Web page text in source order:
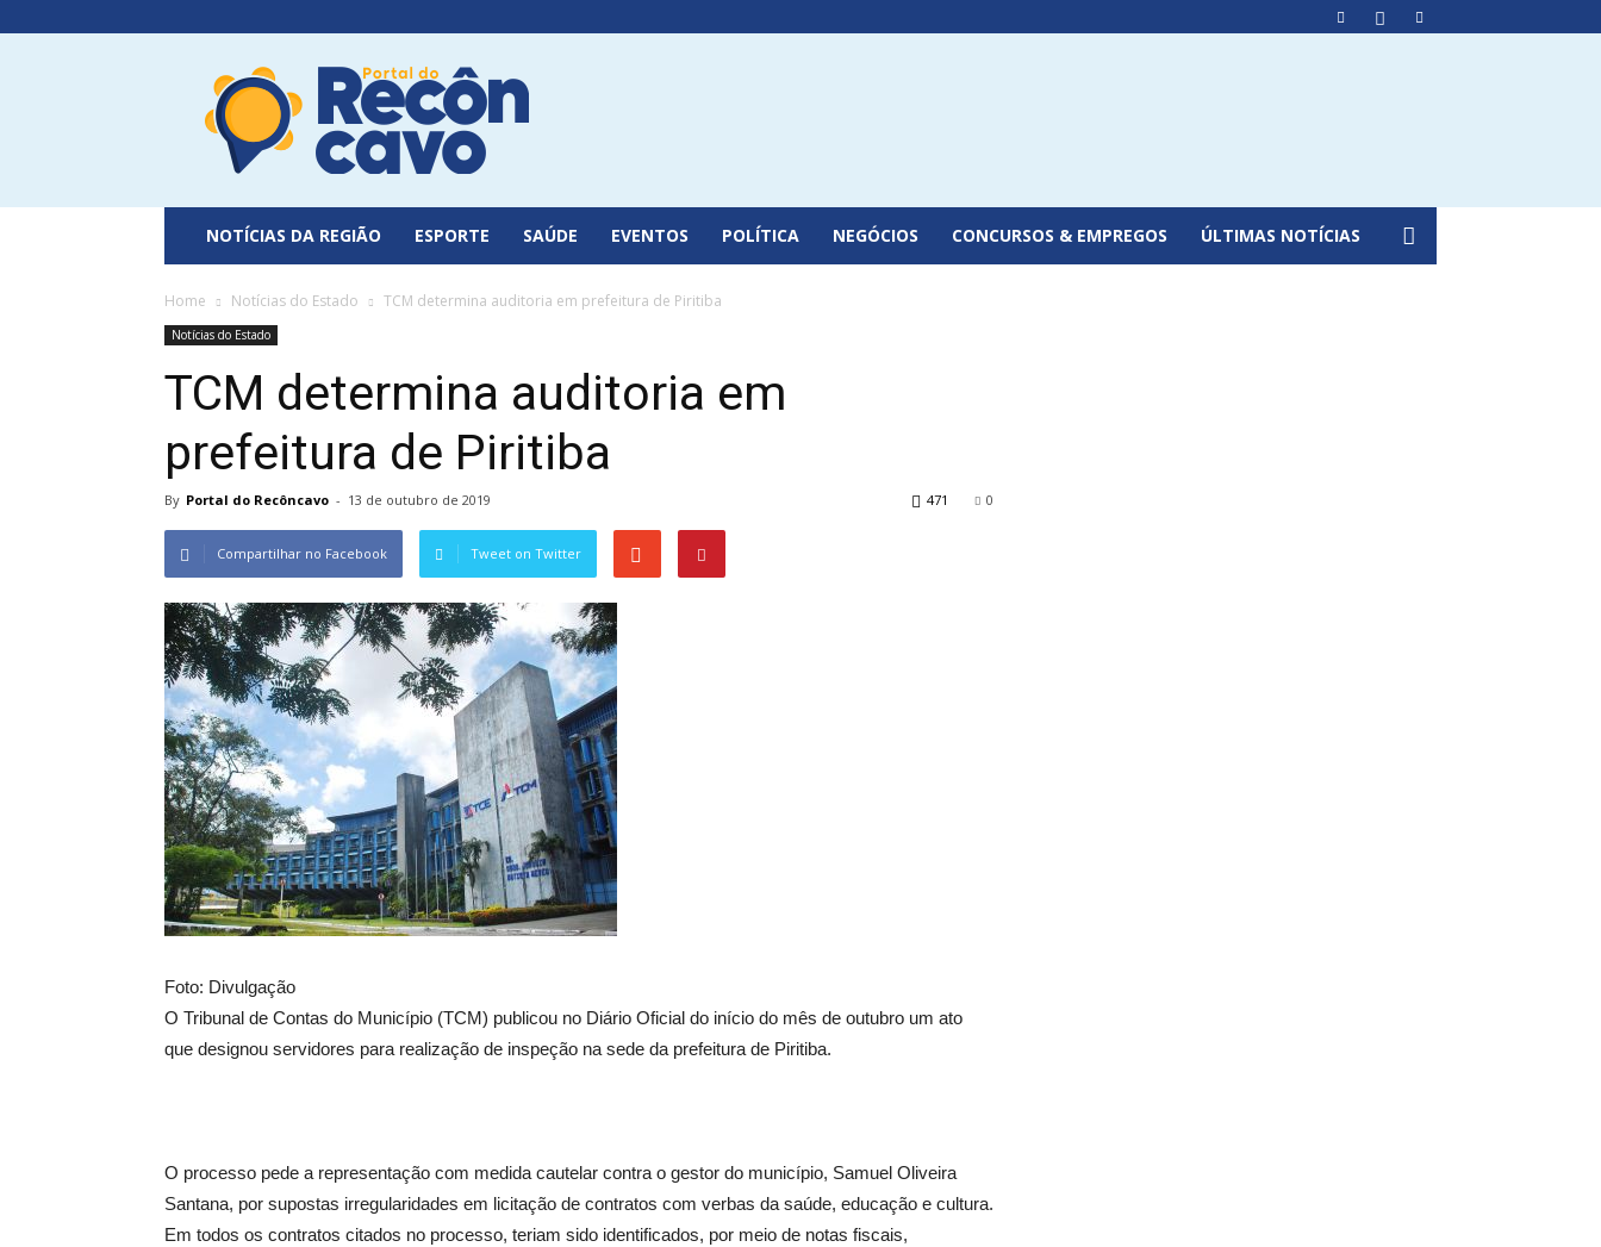
Portal
do
Recôncavo
NOTÍCIAS DA REGIÃO ESPORTE SAÚDE EVENTOS POLÍTICA NEGÓCIOS CONCURSOS & EMPREGOS ÚLTIMAS NOTÍCIAS
Home Notícias do Estado TCM determina auditoria em prefeitura de Piritiba
Notícias do Estado
TCM determina auditoria em
prefeitura de Piritiba
By Portal do Recôncavo - 13 de outubro de 2019 0
471
Compartilhar no Facebook Tweet on Twitter
Foto: Divulgação
O Tribunal de Contas do Município (TCM) publicou no Diário Oficial do início do mês de outubro um ato
que designou servidores para realização de inspeção na sede da prefeitura de Piritiba.
O processo pede a representação com medida cautelar contra o gestor do município, Samuel Oliveira
Santana, por supostas irregularidades em licitação de contratos com verbas da saúde, educação e cultura.
Em todos os contratos citados no processo, teriam sido identificados, por meio de notas fiscais,